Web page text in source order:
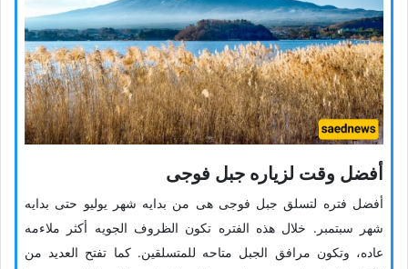
أفضل وقت لزیاره جبل فوجی
أفضل فتره لتسلق جبل فوجی هی من بدایه شهر یولیو حتى بدایه
شهر سبتمبر. خلال هذه الفتره تکون الظروف الجویه أکثر ملاءمه
عاده، وتکون مرافق الجبل متاحه للمتسلقین. کما تفتح العدید من